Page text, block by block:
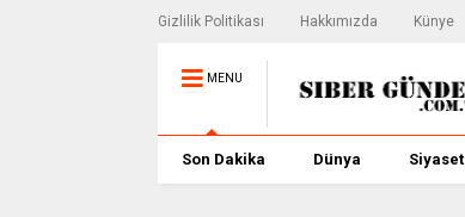
Gizlilik Politikası Hakkımızda Künye
MENU
Son Dakika Dünya Siyaset